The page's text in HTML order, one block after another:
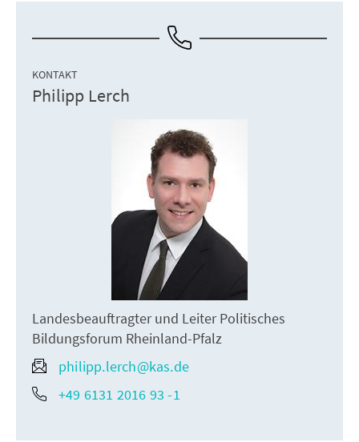
KONTAKT
Philipp Lerch
Landesbeauftragter und Leiter Politisches
Bildungsforum Rheinland-Pfalz
philipp.lerch@kas.de
+49 6131 2016 93 -1